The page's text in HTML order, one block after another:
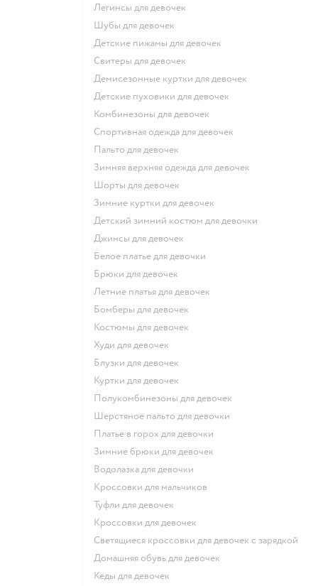
Легинсы для девочек
Шубы для девочек
Детские пижамы для девочек
Свитеры для девочек
Демисезонные куртки для девочек
Детские пуховики для девочек
Комбинезоны для девочек
Спортивная одежда для девочек
Пальто для девочек
Зимняя верхняя одежда для девочек
Шорты для девочек
Зимние куртки для девочек
Детский зимний костюм для девочки
Джинсы для девочек
Белое платье для девочки
Брюки для девочек
Летние платья для девочек
Бомберы для девочек
Костюмы для девочек
Худи для девочек
Блузки для девочек
Куртки для девочек
Полукомбинезоны для девочек
Шерстяное пальто для девочки
Платье в горох для девочки
Зимние брюки для девочек
Водолазка для девочки
Кроссовки для мальчиков
Туфли для девочек
Кроссовки для девочек
Светящиеся кроссовки для девочек с зарядкой
Домашняя обувь для девочек
Кеды для девочек